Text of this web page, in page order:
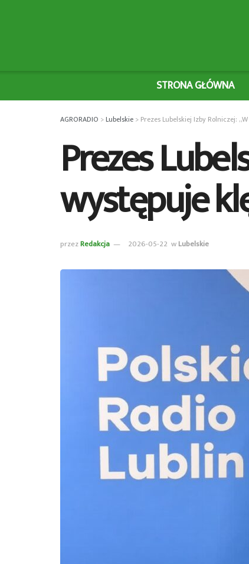
STRONA GŁÓWNA
AGRORADIO >Lubelskie > Prezes Lubelskiej Izby Rolniczej:
Prezes
występuje
przezRedakcja 2026-05-22 wLubelskie